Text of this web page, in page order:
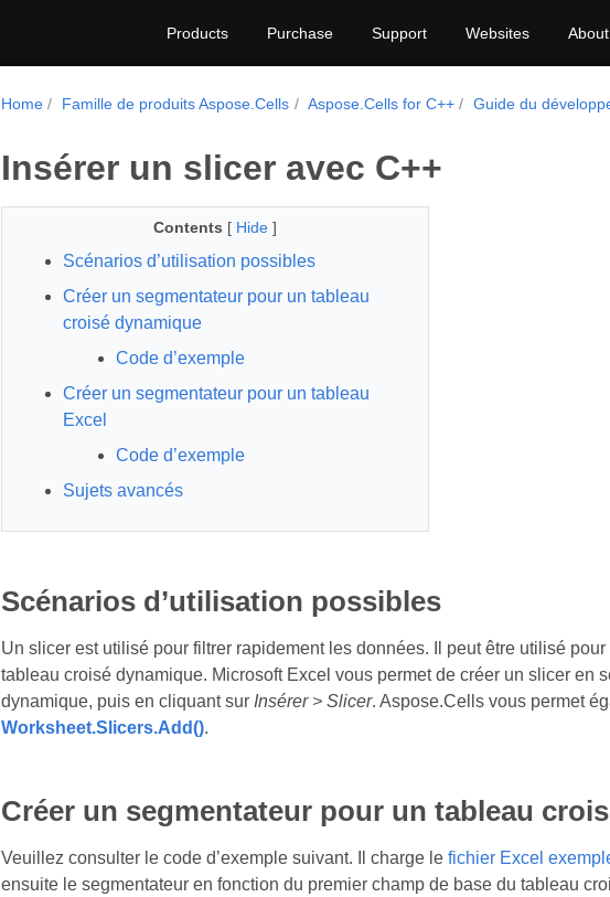
Products Purchase Support Websites About
Home Famille de produits Aspose.Cells Aspose.Cells for C++ Guide du
Insérer un slicer avec C++
Contents [ Hide ]
Scénarios d’utilisation possibles
Créer un segmentateur pour un tableau
croisé dynamique
Code d’exemple
Créer un segmentateur pour un tableau
Excel
Code d’exemple
Sujets avancés
Scénarios d’utilisation possibles
Un slicer est utilisé pour filtrer rapidement les données. Il peut être utilisé
tableau croisé dynamique. Microsoft Excel vous permet de créer un slicer en
dynamique, puis en cliquant sur Insérer > Slicer. Aspose.Cells vous permet
Worksheet.Slicers.Add().
Créer un segmentateur pour un tableau
Veuillez consulter le code d’exemple suivant. Il charge le fichier Excel
ensuite le segmentateur en fonction du premier champ de base du tableau